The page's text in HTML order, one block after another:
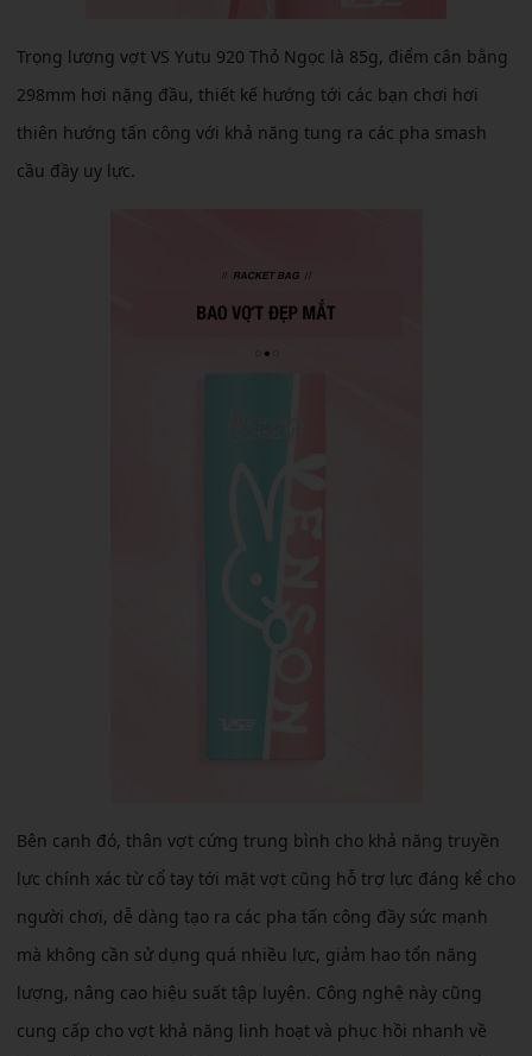
Trọng lượng vợt VS Yutu 920 Thỏ Ngọc là 85g, điểm cân bằng
298mm hơi nặng đầu, thiết kế hướng tới các bạn chơi hơi
thiên hướng tấn công với khả năng tung ra các pha smash
cầu đầy uy lực.
Bên cạnh đó, thân vợt cứng trung bình cho khả năng truyền
lực chính xác từ cổ tay tới mặt vợt cũng hỗ trợ lực đáng kể cho
người chơi, dễ dàng tạo ra các pha tấn công đầy sức mạnh
mà không cần sử dụng quá nhiều lực, giảm hao tổn năng
lượng, nâng cao hiệu suất tập luyện. Công nghệ này cũng
cung cấp cho vợt khả năng linh hoạt và phục hồi nhanh về